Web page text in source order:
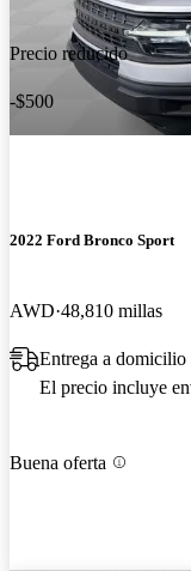
Precio reducido
-$500
2022 Ford Bronco Sport
AWD 48,810 millas
Entrega a
El precio incluye
Buena oferta